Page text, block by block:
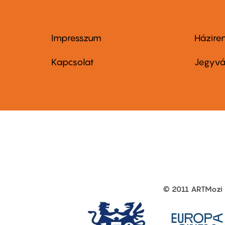
Footer
menu
Impresszum
Kapcsolat
other
© 2011 ARTMozi